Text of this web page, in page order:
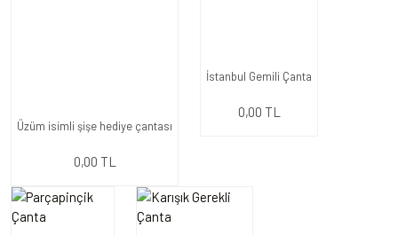
Üzüm isimli şişe hediye çantası
0,00 TL
İstanbul Gemili Çanta
0,00 TL